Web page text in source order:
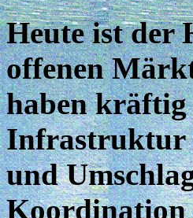
Heute ist der
offenen
haben kräftig
Infrastruktur
und
Koordination